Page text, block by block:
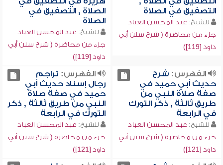
التصفيق في الصلاة
للشيخ: عبد المحسن العباد
جزء من محاضرة ( شرح سنن أبي
داود [119])
الصلاة , التصفيق في
الصلاة
للشيخ: عبد المحسن العباد
جزء من محاضرة ( شرح سنن أبي
داود [119])
الفهرس: شرح
حديث أبي حميد في
صفة صلاة النبي من
طريق ثالثة , ذكر التورك
في الرابعة
للشيخ: عبد المحسن العباد
جزء من محاضرة ( شرح سنن أبي
داود [121])
الفهرس: تراجم
رجال إسناد حديث أبي
حميد في صفة صلاة
النبي من طريق ثالثة , ذكر
التورك في الرابعة
للشيخ: عبد المحسن العباد
جزء من محاضرة ( شرح سنن أبي
داود [121])